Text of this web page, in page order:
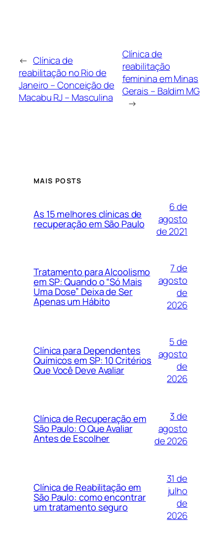
← Clínica de
reabilitação no Rio de
Janeiro – Conceição de
Macabu RJ – Masculina
Clínica de
reabilitação
feminina em Minas
Gerais – Baldim MG
→
MAIS POSTS
As 15 melhores clínicas de
recuperação em São Paulo
6 de
agosto
de 2021
Tratamento para Alcoolismo
em SP: Quando o “Só Mais
Uma Dose” Deixa de Ser
Apenas um Hábito
7 de
agosto
de
2026
Clínica para Dependentes
Químicos em SP: 10 Critérios
Que Você Deve Avaliar
5 de
agosto
de
2026
Clínica de Recuperação em
São Paulo: O Que Avaliar
Antes de Escolher
3 de
agosto
de 2026
Clínica de Reabilitação em
São Paulo: como encontrar
um tratamento seguro
31 de
julho
de
2026